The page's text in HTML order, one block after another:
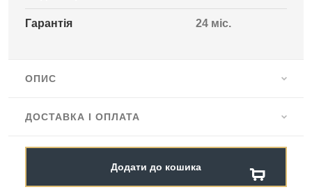
Гарантія 24 міс.
ОПИС
ДОСТАВКА І ОПЛАТА
Додати до кошика